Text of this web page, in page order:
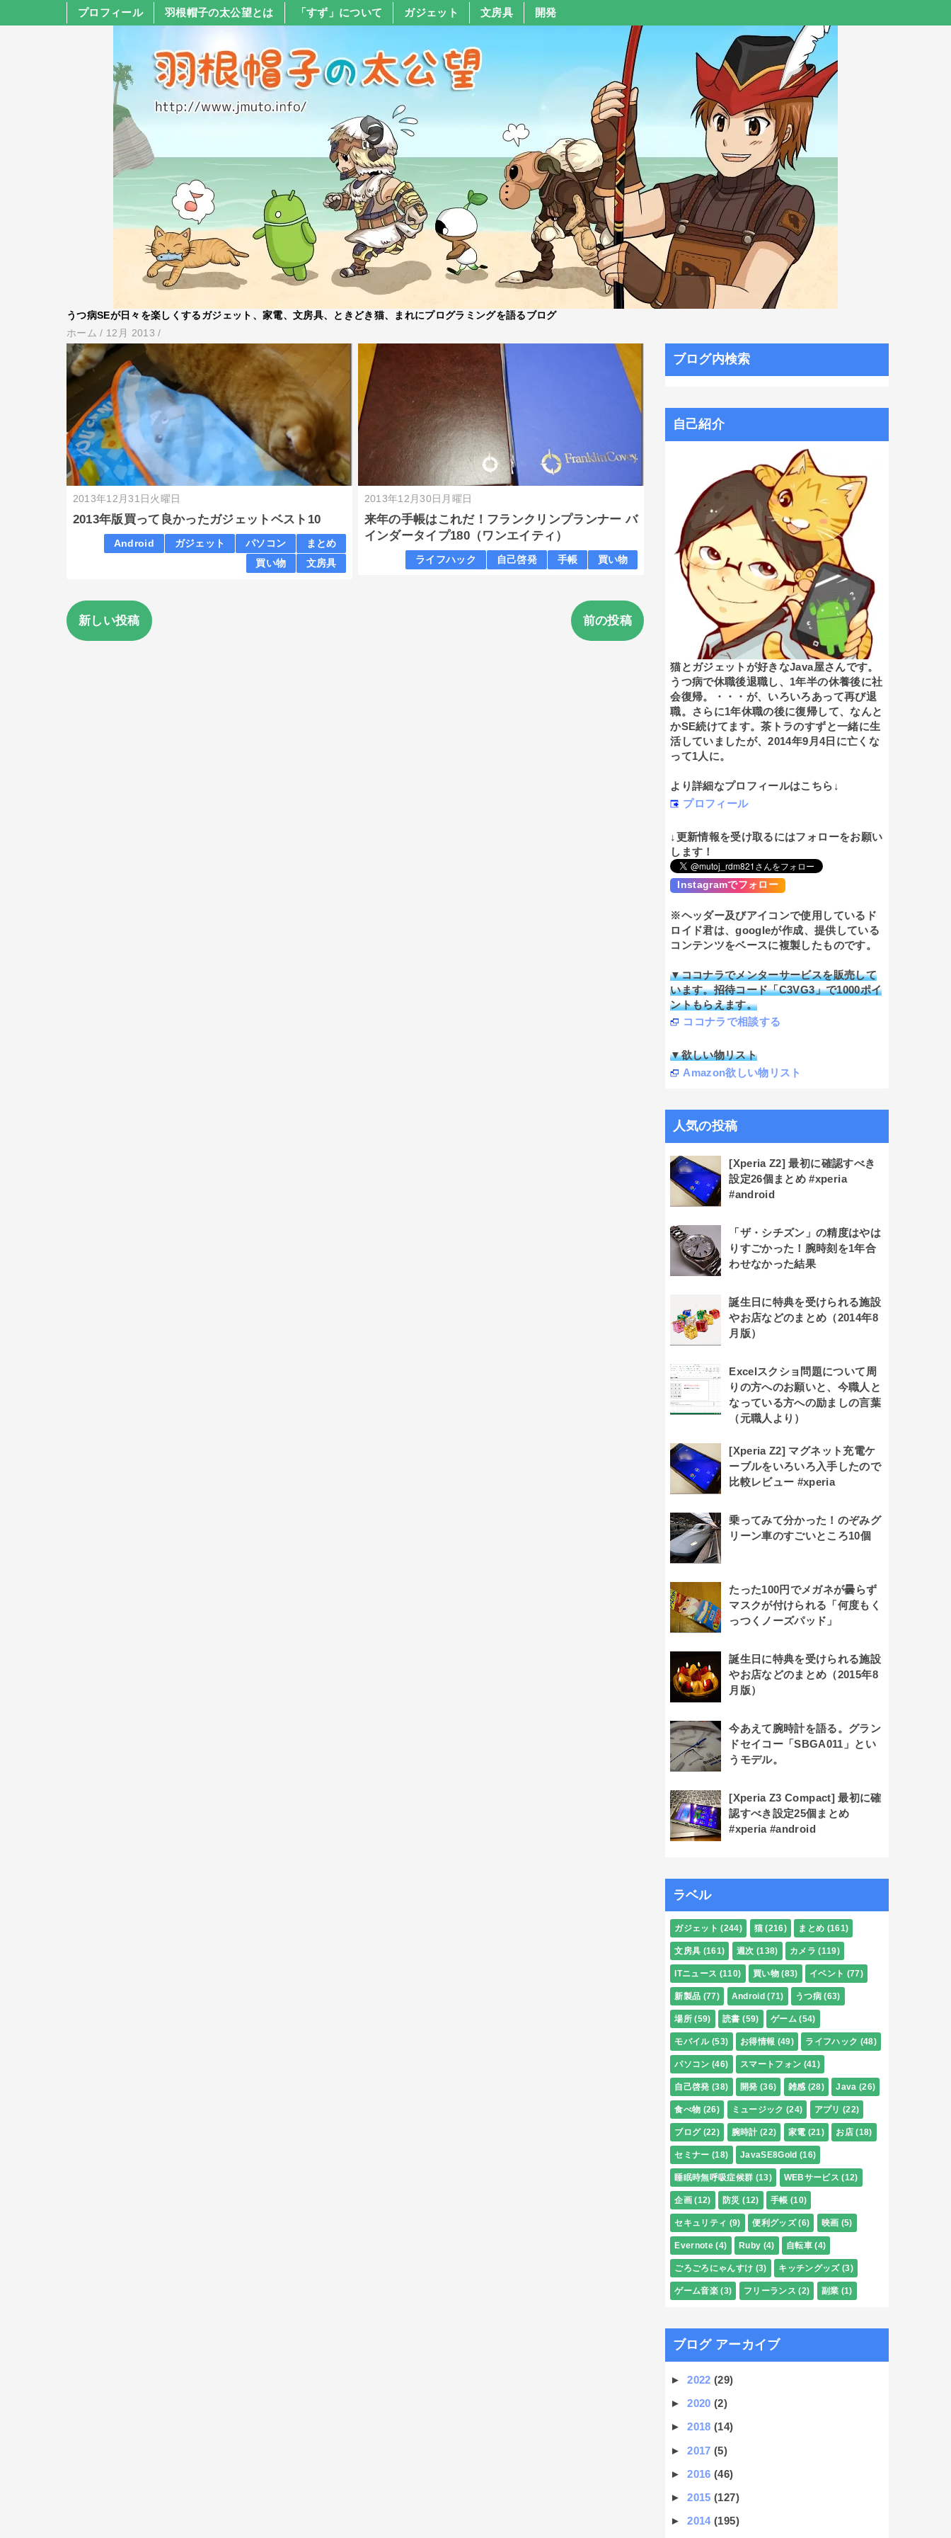
プロフィール 羽根帽子の太公望とは 「すず」について ガジェット 文房具 開発
うつ病SEが日々を楽しくするガジェット、家電、文房具、ときどき猫、まれにプログラミングを語るブログ
ホーム / 12月 2013 /
2013年12月31日火曜日
2013年版買って良かったガジェットベスト10
Android ガジェット パソコン
まとめ
買い物
文房具
2013年12月30日月曜日
来年の手帳はこれだ！フランクリンプランナー バ
インダータイプ180（ワンエイティ）
ライフハック 自己啓発 手帳 買い物
新しい投稿 前の投稿
ブログ内検索
自己紹介
猫とガジェットが好きなJava屋さんです。
うつ病で休職後退職し、1年半の休養後に社
会復帰。・・・が、いろいろあって再び退
職。さらに1年休職の後に復帰して、なんと
かSE続けてます。茶トラのすずと一緒に生
活していましたが、2014年9月4日に亡くな
って1人に。
より詳細なプロフィールはこちら↓
プロフィール
↓更新情報を受け取るにはフォローをお願い
します！
Instagramでフォロー
※ヘッダー及びアイコンで使用しているド
ロイド君は、googleが作成、提供している
コンテンツをベースに複製したものです。
▼ココナラでメンターサービスを販売して
います。招待コード「C3VG3」で1000ポイ
ントもらえます。
ココナラで相談する
▼欲しい物リスト
Amazon欲しい物リスト
人気の投稿
[Xperia Z2] 最初に確認すべき
設定26個まとめ #xperia
#android
「ザ・シチズン」の精度はやは
りすごかった！腕時刻を1年合
わせなかった結果
誕生日に特典を受けられる施設
やお店などのまとめ（2014年8
月版）
Excelスクショ問題について周
りの方へのお願いと、今職人と
なっている方への励ましの言葉
（元職人より）
[Xperia Z2] マグネット充電ケ
ーブルをいろいろ入手したので
比較レビュー #xperia
乗ってみて分かった！のぞみグ
リーン車のすごいところ10個
たった100円でメガネが曇らず
マスクが付けられる「何度もく
っつくノーズパッド」
誕生日に特典を受けられる施設
やお店などのまとめ（2015年8
月版）
今あえて腕時計を語る。グラン
ドセイコー「SBGA011」とい
うモデル。
[Xperia Z3 Compact] 最初に確
認すべき設定25個まとめ
#xperia #android
ラベル
ガジェット (244) 猫 (216) まとめ (161)
文房具 (161) 週次 (138) カメラ (119)
ITニュース (110) 買い物 (83) イベント (77)
新製品 (77) Android (71) うつ病 (63)
場所 (59) 読書 (59) ゲーム (54)
モバイル (53) お得情報 (49) ライフハック (48)
パソコン (46) スマートフォン (41)
自己啓発 (38) 開発 (36) 雑感 (28) Java (26)
食べ物 (26) ミュージック (24) アプリ (22)
ブログ (22) 腕時計 (22) 家電 (21) お店 (18)
セミナー (18) JavaSE8Gold (16)
睡眠時無呼吸症候群 (13) WEBサービス (12)
企画 (12) 防災 (12) 手帳 (10)
セキュリティ (9) 便利グッズ (6) 映画 (5)
Evernote (4) Ruby (4) 自転車 (4)
ごろごろにゃんすけ (3) キッチングッズ (3)
ゲーム音楽 (3) フリーランス (2) 副業 (1)
ブログ アーカイブ
►2022(29)
►2020(2)
►2018(14)
►2017(5)
►2016(46)
►2015(127)
►2014(195)